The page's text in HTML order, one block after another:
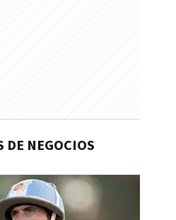
DE NEGOCIOS